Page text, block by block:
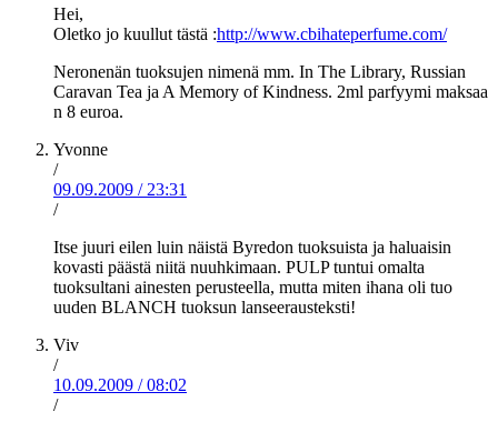
Hei,
Oletko jo kuullut tästä :http://www.cbihateperfume.com/
Neronenän tuoksujen nimenä mm. In The Library, Russian
Caravan Tea ja A Memory of Kindness. 2ml parfyymi maksaa
n 8 euroa.
Yvonne
/
09.09.2009 / 23:31
/
Itse juuri eilen luin näistä Byredon tuoksuista ja haluaisin
kovasti päästä niitä nuuhkimaan. PULP tuntui omalta
tuoksultani ainesten perusteella, mutta miten ihana oli tuo
uuden BLANCH tuoksun lanseerausteksti!
Viv
/
10.09.2009 / 08:02
/